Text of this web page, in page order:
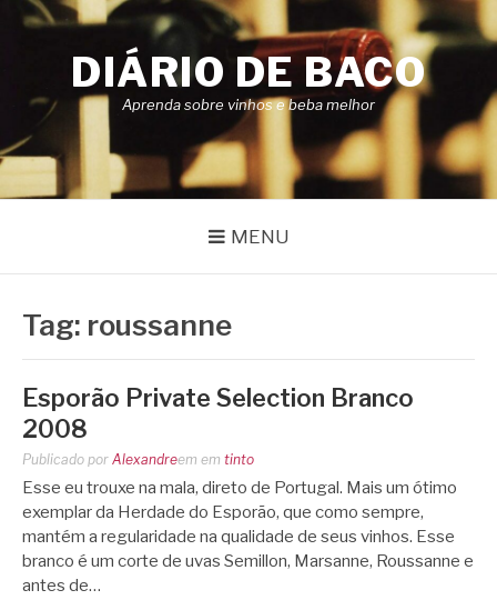
Pular
DIÁRIO DE BACO
Aprenda sobre vinhos e beba melhor
MENU
Tag: roussanne
Esporão Private Selection Branco
2008
Publicado por Alexandreem em tinto
Esse eu trouxe na mala, direto de Portugal. Mais um ótimo
exemplar da Herdade do Esporão, que como sempre,
mantém a regularidade na qualidade de seus vinhos. Esse
branco é um corte de uvas Semillon, Marsanne, Roussanne e
antes de…